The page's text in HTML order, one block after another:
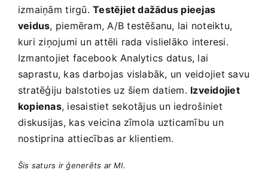
izmaiņām⁢ tirgū.Testējiet dažādus pieejas
veidus, piemēram, A/B testēšanu, lai noteiktu,
kuri ziņojumi un attēli rada vislielāko interesi.
Izmantojiet facebook Analytics⁢ datus, lai
saprastu, kas darbojas vislabāk, un veidojiet savu
stratēģiju balstoties uz šiem datiem. Izveidojiet
kopienas, ​iesaistiet sekotājus un iedrošiniet
⁣diskusijas, kas veicina zīmola uzticamību un
nostiprina attiecības ar klientiem.
Šis saturs ir ģenerēts ar MI.